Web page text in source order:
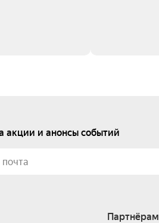
акции и анонсы событий